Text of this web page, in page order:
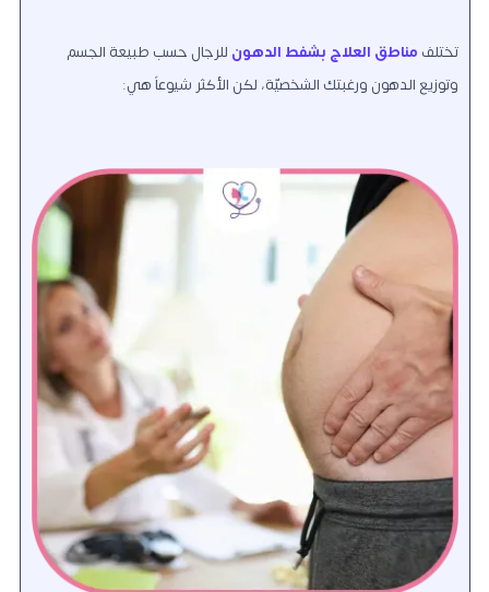
تختلف مناطق العلاج بشفط الدهون للرجال حسب طبيعة الجسم
وتوزيع الدهون ورغبتك الشخصيّة، لكن الأكثر شيوعاً هي: